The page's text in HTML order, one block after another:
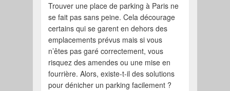
Trouver une place de parking à Paris ne
se fait pas sans peine. Cela décourage
certains qui se garent en dehors des
emplacements prévus mais si vous
n’êtes pas garé correctement, vous
risquez des amendes ou une mise en
fourrière. Alors, existe-t-il des solutions
pour dénicher un parking facilement ?